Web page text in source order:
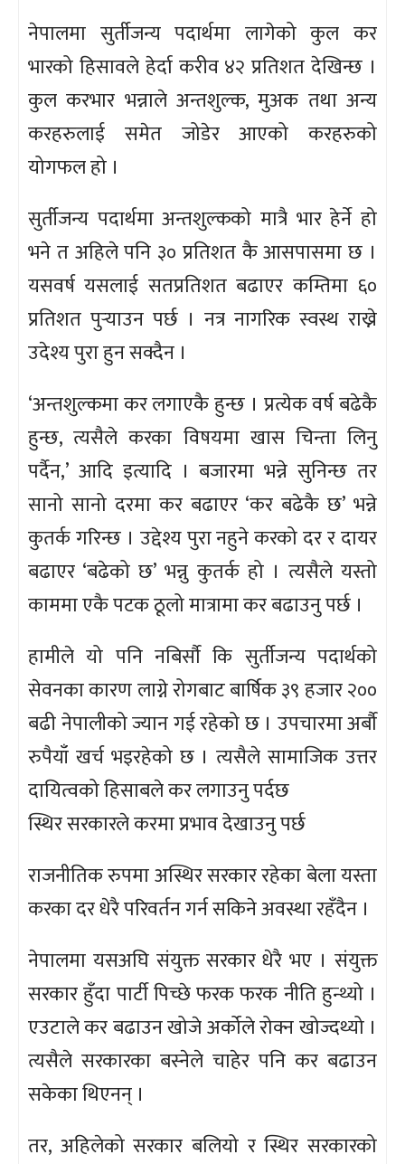
नेपालमा सुर्तीजन्य पदार्थमा लागेको कुल कर
भारको हिसावले हेर्दा करीव ४२ प्रतिशत देखिन्छ ।
कुल करभार भन्नाले अन्तशुल्क, मुअक तथा अन्य
करहरुलाई समेत जोडेर आएको करहरुको
योगफल हो ।
सुर्तीजन्य पदार्थमा अन्तशुल्कको मात्रै भार हेर्ने हो
भने त अहिले पनि ३० प्रतिशत कै आसपासमा छ ।
यसवर्ष यसलाई सतप्रतिशत बढाएर कम्तिमा ६०
प्रतिशत पुर्‍याउन पर्छ । नत्र नागरिक स्वस्थ राख्ने
उदेश्य पुरा हुन सक्दैन ।
‘अन्तशुल्कमा कर लगाएकै हुन्छ । प्रत्येक वर्ष बढेकै
हुन्छ, त्यसैले करका विषयमा खास चिन्ता लिनु
पर्दैन,’ आदि इत्यादि । बजारमा भन्ने सुनिन्छ तर
सानो सानो दरमा कर बढाएर ‘कर बढेकै छ’ भन्ने
कुतर्क गरिन्छ । उद्देश्य पुरा नहुने करको दर र दायर
बढाएर ‘बढेको छ’ भन्नु कुतर्क हो । त्यसैले यस्तो
काममा एकै पटक ठूलो मात्रामा कर बढाउनु पर्छ ।
हामीले यो पनि नबिर्सौ कि सुर्तीजन्य पदार्थको
सेवनका कारण लाग्ने रोगबाट बार्षिक ३९ हजार २००
बढी नेपालीको ज्यान गई रहेको छ । उपचारमा अर्बौ
रुपैयाँ खर्च भइरहेको छ । त्यसैले सामाजिक उत्तर
दायित्वको हिसाबले कर लगाउनु पर्दछ
स्थिर सरकारले करमा प्रभाव देखाउनु पर्छ
राजनीतिक रुपमा अस्थिर सरकार रहेका बेला यस्ता
करका दर धेरै परिवर्तन गर्न सकिने अवस्था रहँदैन ।
नेपालमा यसअघि संयुक्त सरकार धेरै भए । संयुक्त
सरकार हुँदा पार्टी पिच्छे फरक फरक नीति हुन्थ्यो ।
एउटाले कर बढाउन खोजे अर्कोले रोक्न खोज्दथ्यो ।
त्यसैले सरकारका बस्नेले चाहेर पनि कर बढाउन
सकेका थिएनन् ।
तर, अहिलेको सरकार बलियो र स्थिर सरकारको